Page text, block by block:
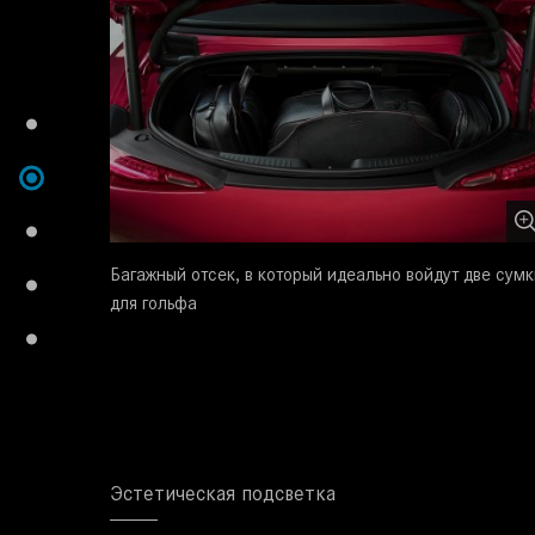
Багажный отсек, в который идеально войдут две
для гольфа
Эстетическая подсветка